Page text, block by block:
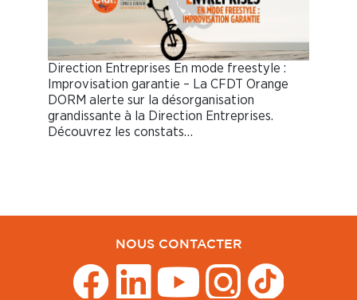
Direction Entreprises En mode freestyle :
Improvisation garantie – La CFDT Orange
DORM alerte sur la désorganisation
grandissante à la Direction Entreprises.
Découvrez les constats…
NOUS CONTACTER